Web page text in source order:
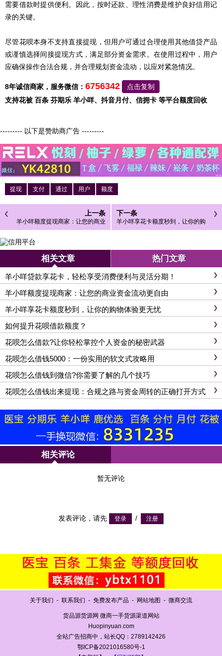
需要借款时提供便利。因此，按时还款、理性消费是维护良好信用记
录的关键。
尽管花呗本身不支持直接提现，但用户可通过合理使用其他借贷产品
或谨慎选择间接提现方式，满足部分资金需求。在使用过程中，用户
应确保操作合法合规，并合理规划资金流动，以应对紧急情况。
8年诚信商家，服务微信： 6756342
点击复制
支持花被 百条 芬期乐 羊小咩、抖音月付、信拥卡 等平台额度回收
--------- 以下是赞助商广告 ---------
提现 支付 通过 用户 额度
上一条
羊小咩额度提现商家：让您的商业
下一条
羊小咩享花卡额度秒到，让你的购
相关文章 热门文章
羊小咩贷款享花卡，轻松享受消费便利与灵活分期！
羊小咩额度提现商家：让您的商业资金流动更自由
羊小咩享花卡额度秒到，让你的购物体验更无忧
如何提升花呗借款额度？
花呗怎么借款?让你轻松掌控个人资金的秘密武器
花呗怎么借钱5000：一份实用的软文式攻略用
花呗怎么借钱到微信?你需要了解的几个技巧
花呗怎么借钱出来提现：合规之路与资金周转的正确打开方式
相关评论
暂无评论
发表评论，请先 /
关于我们 - 联系我们 - 免费发布产品 - 网站地图 - 微商交流
货品源货源网 微商一手货源渠道网站
Huopinyuan.com
全站广告招商中，站长QQ：2789142426
鄂ICP备2021016580号-1